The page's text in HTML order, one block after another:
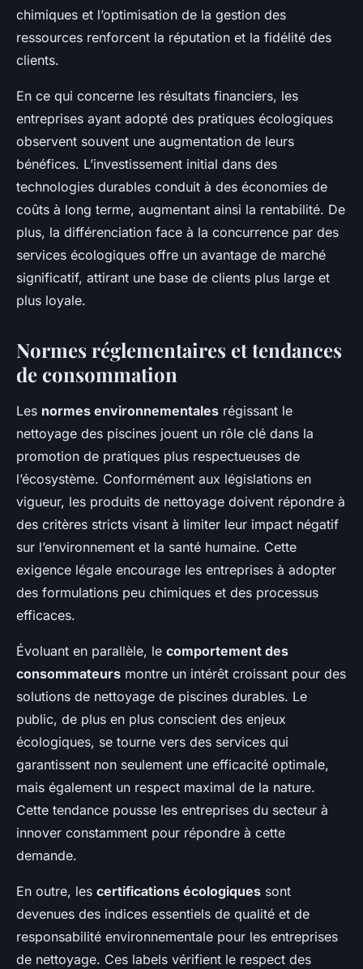
chimiques et l’optimisation de la gestion des
ressources renforcent la réputation et la fidélité des
clients.
En ce qui concerne les résultats financiers, les
entreprises ayant adopté des pratiques écologiques
observent souvent une augmentation de leurs
bénéfices. L’investissement initial dans des
technologies durables conduit à des économies de
coûts à long terme, augmentant ainsi la rentabilité. De
plus, la différenciation face à la concurrence par des
services écologiques offre un avantage de marché
significatif, attirant une base de clients plus large et
plus loyale.
Normes réglementaires et tendances
de consommation
Les normes environnementales régissant le
nettoyage des piscines jouent un rôle clé dans la
promotion de pratiques plus respectueuses de
l’écosystème. Conformément aux législations en
vigueur, les produits de nettoyage doivent répondre à
des critères stricts visant à limiter leur impact négatif
sur l’environnement et la santé humaine. Cette
exigence légale encourage les entreprises à adopter
des formulations peu chimiques et des processus
efficaces.
Évoluant en parallèle, le comportement des
consommateurs montre un intérêt croissant pour des
solutions de nettoyage de piscines durables. Le
public, de plus en plus conscient des enjeux
écologiques, se tourne vers des services qui
garantissent non seulement une efficacité optimale,
mais également un respect maximal de la nature.
Cette tendance pousse les entreprises du secteur à
innover constamment pour répondre à cette
demande.
En outre, les certifications écologiques sont
devenues des indices essentiels de qualité et de
responsabilité environnementale pour les entreprises
de nettoyage. Ces labels vérifient le respect des